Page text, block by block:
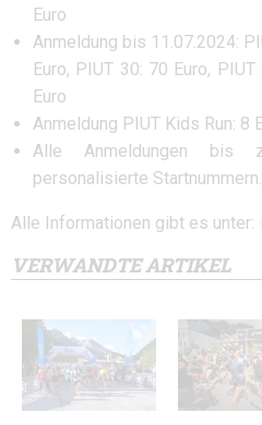
Euro
Anmeldung bis 11.07.2024:
Euro, PIUT 30: 70 Euro,
Euro
Anmeldung PIUT Kids Run: 8
Alle Anmeldungen bis
personalisierte Startnummern.
Alle Informationen gibt es unter:
VERWANDTE ARTIKEL